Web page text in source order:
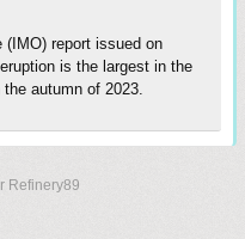
report issued on
is the largest in the
autumn of 2023.
Refinery89